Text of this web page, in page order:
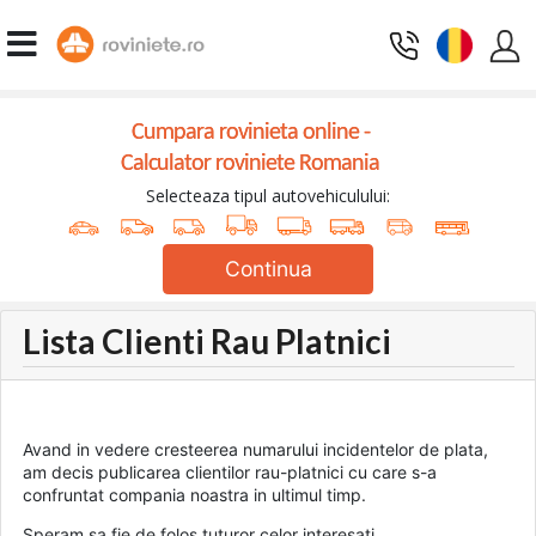
Cumpara rovinieta online -
Calculator roviniete Romania
Selecteaza tipul autovehiculului:
Continua
Lista Clienti Rau Platnici
Avand in vedere cresteerea numarului incidentelor de plata,
am decis publicarea clientilor rau-platnici cu care s-a
confruntat compania noastra in ultimul timp.